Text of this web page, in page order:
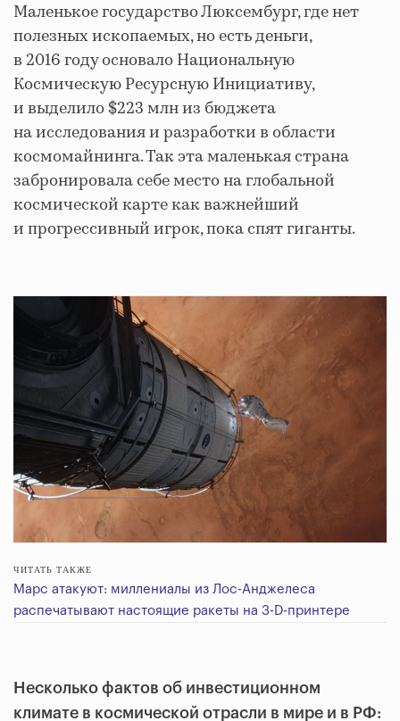
Маленькое государство Люксембург, где нет
полезных ископаемых, но есть деньги,
в 2016 году основало Национальную
Космическую Ресурсную Инициативу,
и выделило $223 млн из бюджета
на исследования и разработки в области
космомайнинга. Так эта маленькая страна
забронировала себе место на глобальной
космической карте как важнейший
и прогрессивный игрок, пока спят гиганты.
ЧИТАТЬ ТАКЖЕ
Марс атакуют: миллениалы из Лос-Анджелеса
распечатывают настоящие ракеты на 3-D-принтере
Несколько фактов об инвестиционном
климате в космической отрасли в мире и в РФ: